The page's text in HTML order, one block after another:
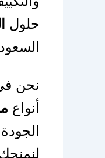
حلول
نحن
أنواع